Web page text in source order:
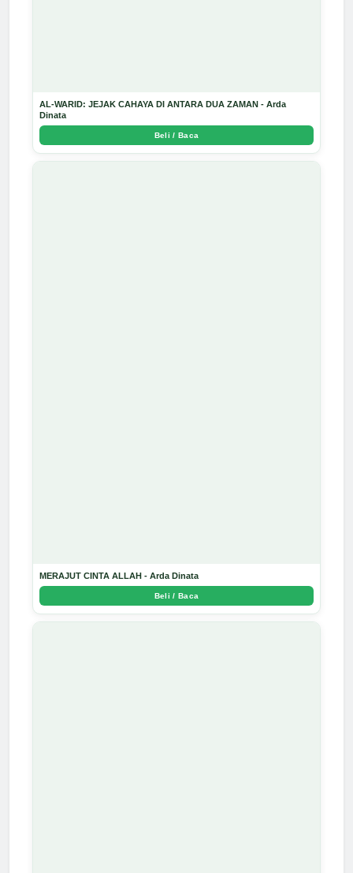
AL-WARID: JEJAK CAHAYA DI ANTARA DUA ZAMAN - Arda
Dinata
Beli / Baca
MERAJUT CINTA ALLAH - Arda Dinata
Beli / Baca